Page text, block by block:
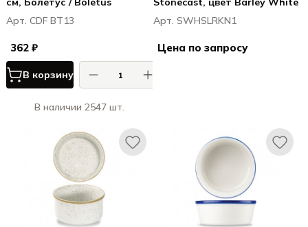
Арт. CDF BT13
362 ₽
В корзину
В наличии 2547 шт.
Арт. SWHSLRKN1
Цена по запросу